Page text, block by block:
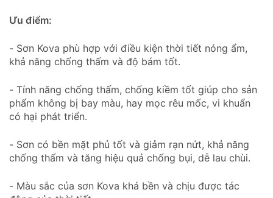
Ưu điểm:
- Sơn Kova phù hợp với điều kiện thời tiết nóng ẩm,
khả năng chống thấm và độ bám tốt.
- Tính năng chống thấm, chống kiềm tốt giúp cho sản
phẩm không bị bay màu, hay mọc rêu mốc, vi khuẩn
có hại phát triển.
- Sơn có bền mặt phủ tốt và giảm rạn nứt, khả năng
chống thấm và tăng hiệu quả chống bụi, dễ lau chùi.
- Màu sắc của sơn Kova khá bền và chịu được tác